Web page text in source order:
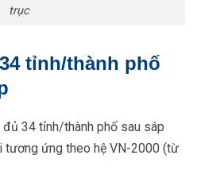
trục
tỉnh/thành phố
34 tỉnh/thành phố sau sáp
tương ứng theo hệ VN-2000 (từ